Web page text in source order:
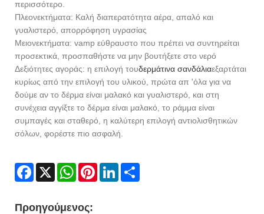
περισσότερο.
Πλεονεκτήματα: Καλή διαπερατότητα αέρα, απαλό και
γυαλιστερό, απορρόφηση υγρασίας
Μειονεκτήματα: vamp εύθραυστο που πρέπει να συντηρείται
προσεκτικά, προσπαθήστε να μην βουτήξετε στο νερό
Δεξιότητες αγοράς: η επιλογή τουδερμάτινα σανδάλιαεξαρτάται
κυρίως από την επιλογή του υλικού, πρώτα απ 'όλα για να
δούμε αν το δέρμα είναι μαλακό και γυαλιστερό, και στη
συνέχεια αγγίξτε το δέρμα είναι μαλακό, το ράμμα είναι
συμπαγές και σταθερό, η καλύτερη επιλογή αντιολισθητικών
σόλων, φορέστε πιο ασφαλή.
Facebook
X WhatsAppPinterestLinkedIn
Προηγούμενος: